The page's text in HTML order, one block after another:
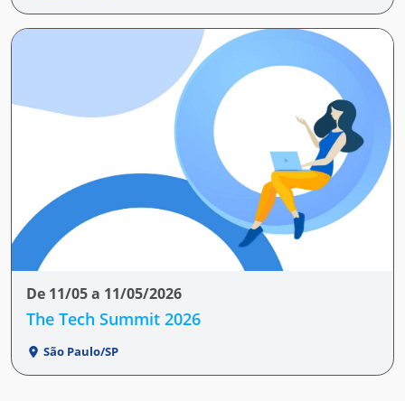
De 11/05 a 11/05/2026
The Tech Summit 2026
São Paulo/SP